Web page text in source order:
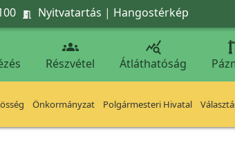
 Nyitvatartás | Hangostérkép

Részvétel

Átláthatóság
Önkormányzat Polgármesteri Hivatal